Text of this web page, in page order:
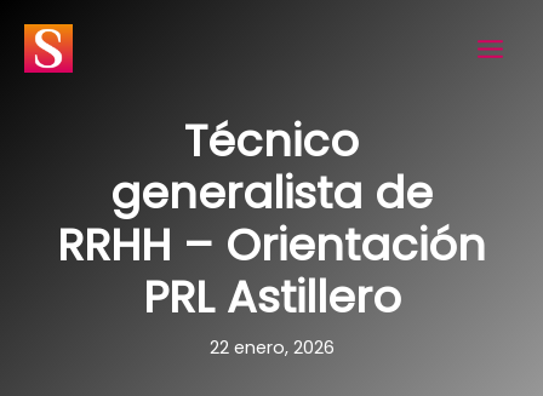
contenido
Técnico
generalista de
RRHH – Orientación
PRL Astillero
22 enero, 2026